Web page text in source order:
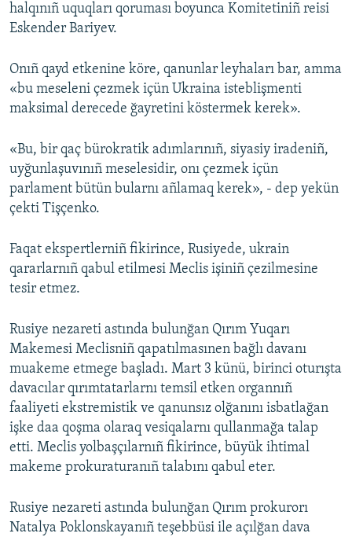
halqınıñ uquqları qoruması boyunca Komitetiniñ reisi
Eskender Bariyev.
Onıñ qayd etkenine köre, qanunlar leyhaları bar, amma
«bu meseleni çezmek içün Ukraina isteblişmenti
maksimal derecede ğayretini köstermek kerek».
«Bu, bir qaç bürokratik adımlarınıñ, siyasiy iradeniñ,
uyğunlaşuvınıñ meselesidir, onı çezmek içün
parlament bütün bularnı añlamaq kerek», - dep yekün
çekti Tişçenko.
Faqat ekspertlerniñ fikirince, Rusiyede, ukrain
qararlarnıñ qabul etilmesi Meclis işiniñ çezilmesine
tesir etmez.
Rusiye nezareti astında bulunğan Qırım Yuqarı
Makemesi Meclisniñ qapatılmasınen bağlı davanı
muakeme etmege başladı. Mart 3 künü, birinci oturışta
davacılar qırımtatarlarnı temsil etken organnıñ
faaliyeti ekstremistik ve qanunsız olğanını isbatlağan
işke daa qoşma olaraq vesiqalarnı qullanmağa talap
etti. Meclis yolbaşçılarnıñ fikirince, büyük ihtimal
makeme prokuraturanıñ talabını qabul eter.
Rusiye nezareti astında bulunğan Qırım prokurorı
Natalya Poklonskayanıñ teşebbüsi ile açılğan dava